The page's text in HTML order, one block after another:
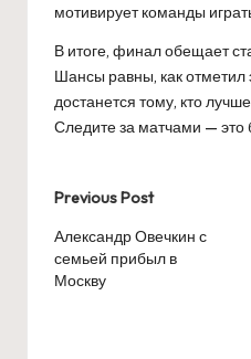
мотивирует команды
В итоге, финал обещает
Шансы равны, как отметил
достанется тому, кто
Следите за матчами — это
Post
navigation
Previous Post
Александр Овечкин с
семьей прибыл в
Москву